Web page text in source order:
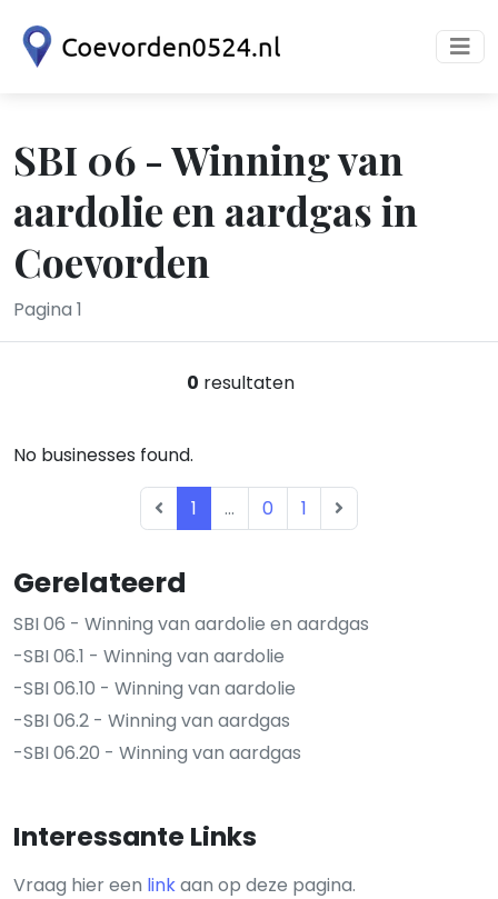
SBI 06 - Winning van
aardolie en aardgas in
Coevorden
Pagina 1
Gerelateerd
SBI 06 - Winning van aardolie en aardgas
-SBI 06.1 - Winning van aardolie
-SBI 06.10 - Winning van aardolie
-SBI 06.2 - Winning van aardgas
-SBI 06.20 - Winning van aardgas
Interessante Links
Vraag hier een linkaan op deze pagina.
0 resultaten
No businesses found.
1 ... 0 1